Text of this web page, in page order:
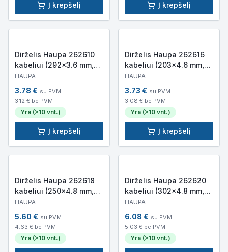
Į krepšelį Į krepšelį
Dirželis Haupa 262610
kabeliui (292×3.6 mm,
juodas, 100 vnt.)
HAUPA
3.78 € su PVM
3.12 € be PVM
Yra (>10 vnt.)
Į krepšelį
Dirželis Haupa 262616
kabeliui (203×4.6 mm,
juodas, 100 vnt.)
HAUPA
3.73 € su PVM
3.08 € be PVM
Yra (>10 vnt.)
Į krepšelį
Dirželis Haupa 262618
kabeliui (250×4.8 mm,
juodas, 100 vnt.)
HAUPA
5.60 € su PVM
4.63 € be PVM
Yra (>10 vnt.)
Dirželis Haupa 262620
kabeliui (302×4.8 mm,
juodas, 100 vnt.)
HAUPA
6.08 € su PVM
5.03 € be PVM
Yra (>10 vnt.)